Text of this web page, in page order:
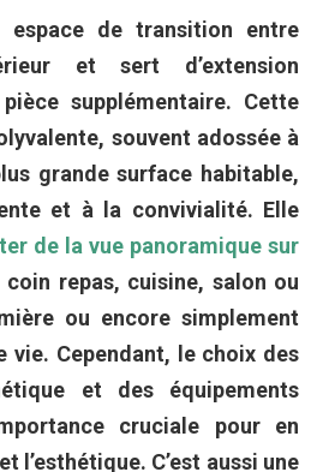
espace de transition entre
et sert d’extension
supplémentaire. Cette
souvent adossée à
grande surface habitable,
et à la convivialité. Elle
de la vue panoramique sur
repas, cuisine, salon ou
ou encore simplement
vie. Cependant, le choix des
et des équipements
cruciale pour en
l’esthétique. C’est aussi une